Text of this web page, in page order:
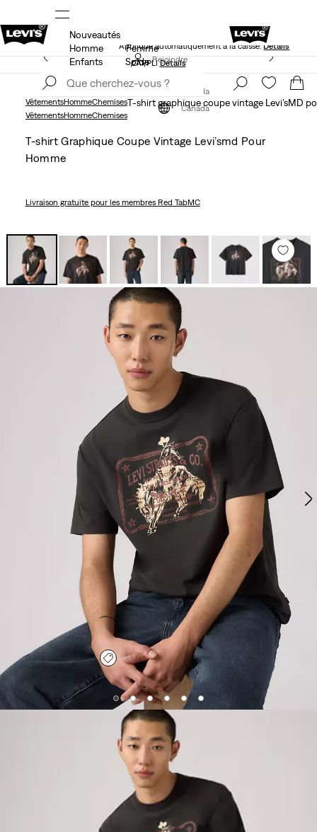
40 % DE RABAIS ADDITIONNEL SUR LES SOLDES.
Appliqué automatiquement à la caisse.Détails
Rejoindre
Canada
Nouveautés
Homme
Femme
Enfants
Solde
LE MEILLEUR DE LEVI'SMD – MAINTENANT DANS
L’APPLIDétails
maintenant
Canada
VêtementsHommeChemisesT-shirt graphique coupe vintage Levi’sMD
VêtementsHommeChemises
T-shirt Graphique Coupe Vintage Levi’smd Pour
Homme
Livraison gratuitepour les membres Red TabMC